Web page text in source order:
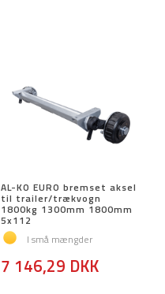
AL-KO EURO bremset aksel
til trailer/trækvogn
1800kg 1300mm 1800mm
5x112
I små mængder
7 146,29 DKK